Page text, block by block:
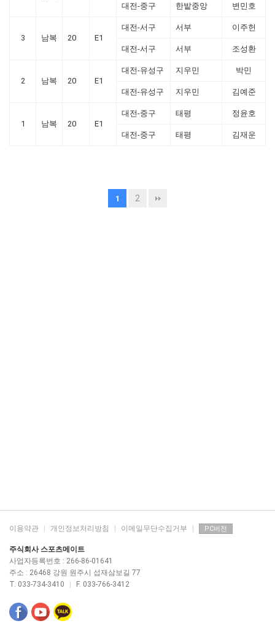
대전-중구 한밭중앙 변민호
3 남복 20 E1
대전-서구 서부 이주헌
대전-서구 서부 조성환
2 남복 20 E1
대전-유성구 지우민 박민
대전-유성구 지우민 김예준
1 남복 20 E1
대전-중구 태평 정윤호
대전-중구 태평 김재운
1 2
이용약관 개인정보처리방침 이메일무단수집거부 PC버전
주식회사 스포츠메이트
사업자등록번호 : 266-86-01641
주소 : 26468 강원 원주시 섭재삼보길 77
T. 033-734-3410
F. 033-766-3412